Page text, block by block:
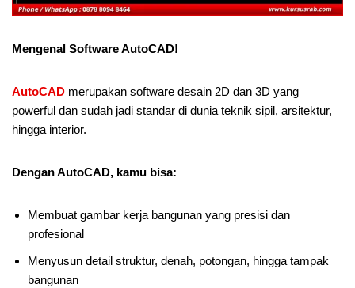
Mengenal Software AutoCAD!
AutoCAD merupakan software desain 2D dan 3D yang
powerful dan sudah jadi standar di dunia teknik sipil, arsitektur,
hingga interior.
Dengan AutoCAD, kamu bisa:
Membuat gambar kerja bangunan yang presisi dan
profesional
Menyusun detail struktur, denah, potongan, hingga tampak
bangunan